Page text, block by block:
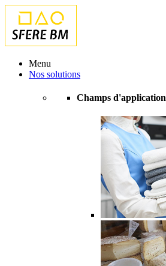
Menu
Nos solutions
Champs d'application